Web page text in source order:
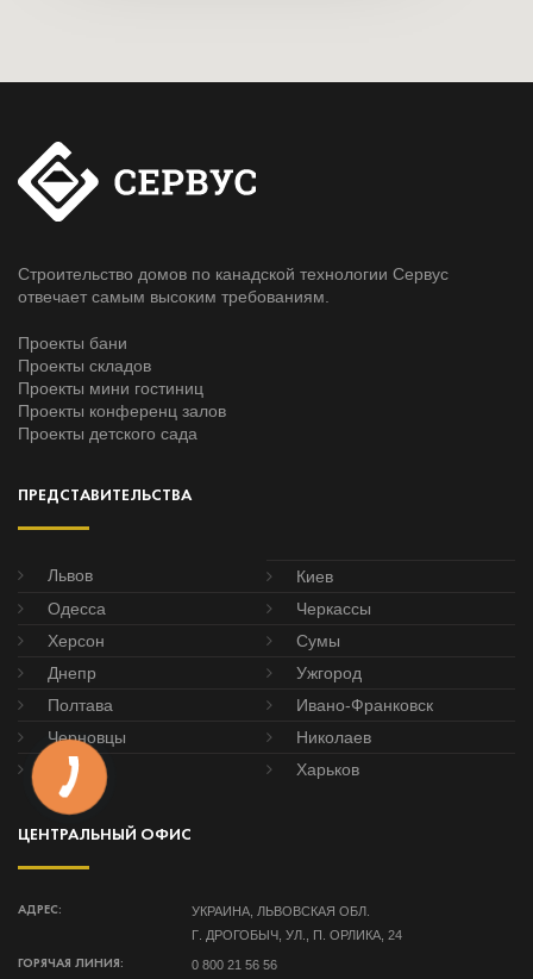
Строительство домов по канадской технологии Сервус
отвечает самым высоким требованиям.
Проекты бани
Проекты складов
Проекты мини гостиниц
Проекты конференц залов
Проекты детского сада
ПРЕДСТАВИТЕЛЬСТВА
Львов
Киев
Одесса
Черкассы
Херсон
Сумы
Днепр
Ужгород
Полтава
Ивано-Франковск
Черновцы
Николаев
Донецк
Харьков
ЦЕНТРАЛЬНЫЙ ОФИС
АДРЕС:
УКРАИНА, ЛЬВОВСКАЯ ОБЛ.
Г. ДРОГОБЫЧ, УЛ., П. ОРЛИКА, 24
ГОРЯЧАЯ ЛИНИЯ: 0 800 21 56 56